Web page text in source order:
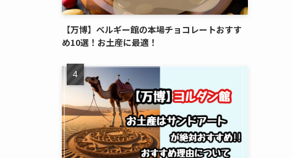
【万博】ベルギー館の本場チョコレートおすす
め10選！お土産に最適！